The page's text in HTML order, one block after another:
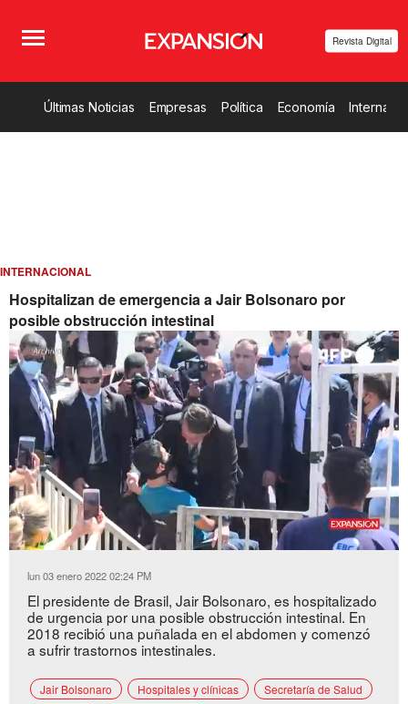
Revista Digital
Últimas Noticias Empresas Política Economía
INTERNACIONAL
Hospitalizan de emergencia a Jair Bolsonaro por
posible obstrucción intestinal
Unmute Loaded
70.54%
lun 03 enero 2022 02:24 PM
El presidente de Brasil, Jair Bolsonaro, es hospitalizado
de urgencia por una posible obstrucción intestinal. En
2018 recibió una puñalada en el abdomen y comenzó
a sufrir trastornos intestinales.
Jair Bolsonaro Hospitales y clínicas
Secretaría de Salud